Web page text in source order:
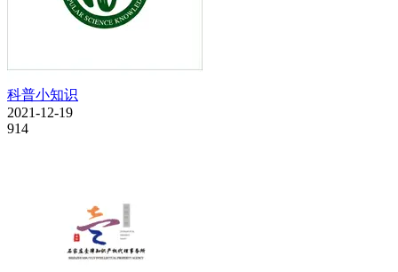
科普小知识
2021-12-19
914